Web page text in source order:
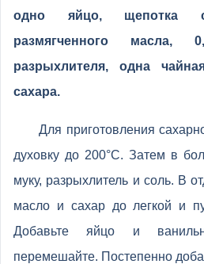
одно яйцо, щепотка
размягченного масла,
разрыхлителя, одна
сахара.
Для приготовления
духовку до 200°C. Затем в
муку, разрыхлитель и соль. В
масло и сахар до легкой и
Добавьте яйцо и
перемешайте. Постепенно